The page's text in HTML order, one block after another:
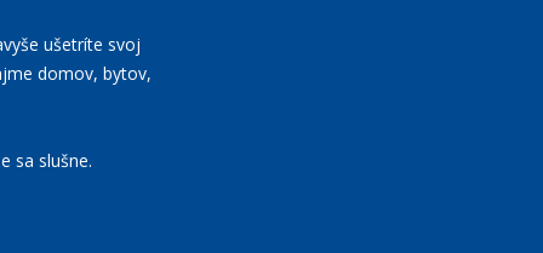
ušetríte svoj
domov, bytov,
sa slušne.